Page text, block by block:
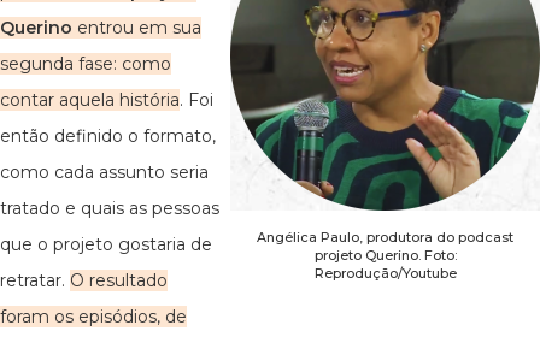
Angélica Paulo, produtora do podcast
projeto Querino. Foto:
Reprodução/Youtube
Querino entrou em sua
segunda fase: como
contar aquela história. Foi
então definido o formato,
como cada assunto seria
tratado e quais as pessoas
que o projeto gostaria de
retratar. O resultado
foram os episódios, de